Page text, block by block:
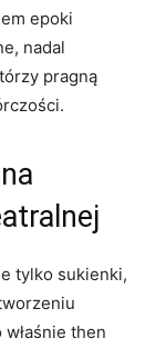
epoki
nadal
pragną
tylko sukienki,
then